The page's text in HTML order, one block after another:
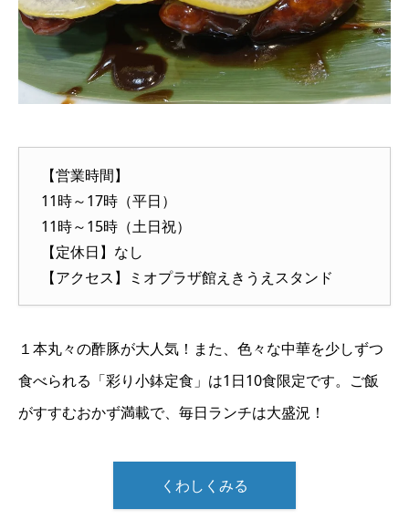
【営業時間】
11時～17時（平日）
11時～15時（土日祝）
【定休日】なし
【アクセス】ミオプラザ館えきうえスタンド
１本丸々の酢豚が大人気！また、色々な中華を少しずつ
食べられる「彩り小鉢定食」は1日10食限定です。ご飯
がすすむおかず満載で、毎日ランチは大盛況！
くわしくみる